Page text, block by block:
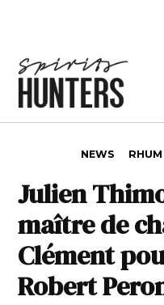
NEWS RHUM
Julien
maître de
Clément
Robert